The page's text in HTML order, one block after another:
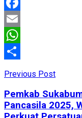
Facebook
Email
WhatsApp
Previous Post
Pemkab
Pancasila 2025,